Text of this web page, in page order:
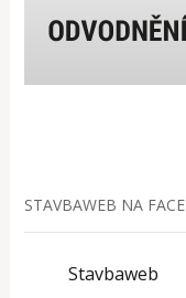
STAVBAWEB NA
Stavbaweb